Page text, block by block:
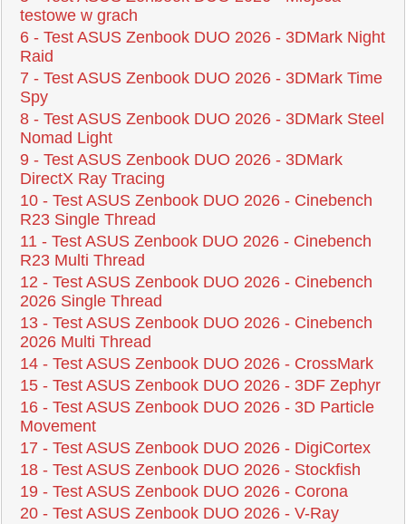
testowe w grach
6 - Test ASUS Zenbook DUO 2026 - 3DMark Night
Raid
7 - Test ASUS Zenbook DUO 2026 - 3DMark Time
Spy
8 - Test ASUS Zenbook DUO 2026 - 3DMark Steel
Nomad Light
9 - Test ASUS Zenbook DUO 2026 - 3DMark
DirectX Ray Tracing
10 - Test ASUS Zenbook DUO 2026 - Cinebench
R23 Single Thread
11 - Test ASUS Zenbook DUO 2026 - Cinebench
R23 Multi Thread
12 - Test ASUS Zenbook DUO 2026 - Cinebench
2026 Single Thread
13 - Test ASUS Zenbook DUO 2026 - Cinebench
2026 Multi Thread
14 - Test ASUS Zenbook DUO 2026 - CrossMark
15 - Test ASUS Zenbook DUO 2026 - 3DF Zephyr
16 - Test ASUS Zenbook DUO 2026 - 3D Particle
Movement
17 - Test ASUS Zenbook DUO 2026 - DigiCortex
18 - Test ASUS Zenbook DUO 2026 - Stockfish
19 - Test ASUS Zenbook DUO 2026 - Corona
20 - Test ASUS Zenbook DUO 2026 - V-Ray